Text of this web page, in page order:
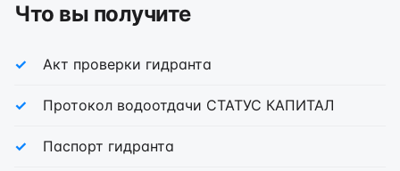
Что вы получите
Акт проверки гидранта
Протокол водоотдачи СТАТУС КАПИТАЛ
Паспорт гидранта